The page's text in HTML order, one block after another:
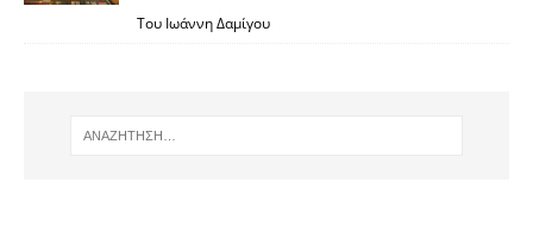
Toυ Ιωάννη Δαμίγου